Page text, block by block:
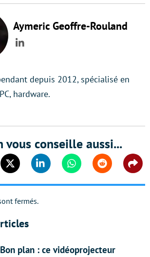
Aymeric Geoffre-Rouland
LinkedIn
depuis 2012, spécialisé en
hardware.
vous conseille aussi...
Twitter Linkedin WhatsappReddit
fermés.
Bon plan : ce vidéoprojecteur